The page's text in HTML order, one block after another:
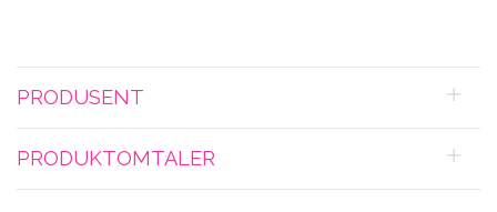
PRODUSENT
PRODUKTOMTALER